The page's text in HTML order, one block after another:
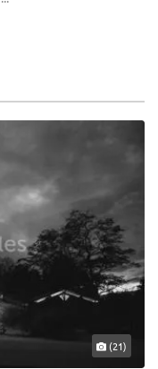
(21)